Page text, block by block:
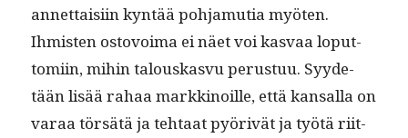
annet­taisi­in kyn­tää poh­ja­mu­tia myöten.
Ihmis­ten ostovoima ei näet voi kas­vaa lop­ut­
tomi­in, mihin talouskasvu perus­tuu. Syy­de­
tään lisää rahaa markki­noille, että kansal­la on
varaa törsätä ja tehtaat pyörivät ja työtä riit­